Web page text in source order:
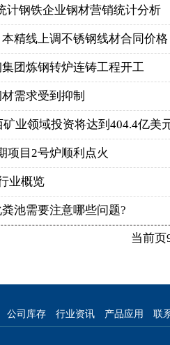
计钢铁企业钢材营销统计分析
本精线上调不锈钢线材合同价格
团炼钢转炉连铸工程开工
需求受到抑制
矿业领域投资将达到404.4亿美
项目2号炉顺利点火
业概览
池需要注意哪些问题?
当前页
公司库存 行业资讯 产品应用 联